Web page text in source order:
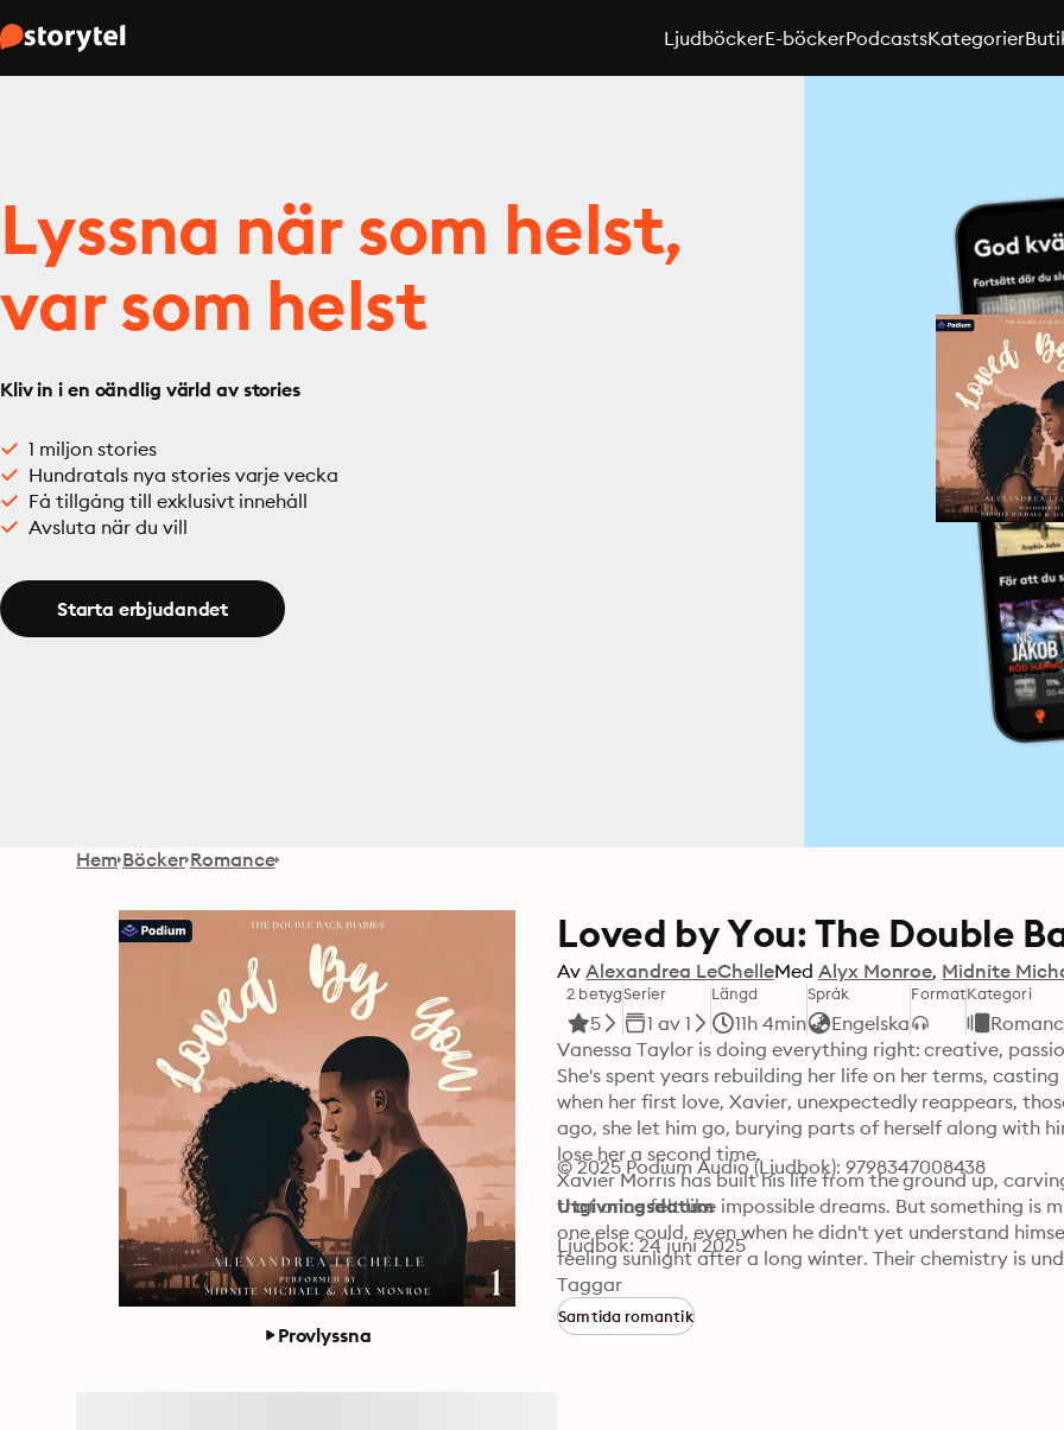
LjudböckerE-böckerPodcastsKategorier
Lyssna när som helst,
var som helst
Kliv in i en oändlig värld av stories
1 miljon stories
Hundratals nya stories varje vecka
Få tillgång till exklusivt innehåll
Avsluta när du vill
Starta erbjudandet
Hem Böcker Romance
Provlyssna
Loved by You: The Double
Av Alexandrea LeChelleMed Alyx Monroe Midnite
2 betyg
5
Serier
1 av 1
Längd
11h 4min
Språk
Engelska
FormatKategori
Vanessa Taylor is doing everything right: creative,
She's spent years rebuilding her life on her terms,
when her first love, Xavier, unexpectedly reappears,
ago, she let him go, burying parts of herself along with
lose her a second time.
Xavier Morris has built his life from the ground up,
that once felt like impossible dreams. But something is
one else could, even when he didn't yet understand
feeling sunlight after a long winter. Their chemistry is
fully faced.
Together, they'll confront buried heartbreak, long-
journey toward self-acceptance and healing collides
© 2025 Podium Audio (Ljudbok): 9798347008438
Utgivningsdatum
Ljudbok: 24 juni 2025
Taggar
Samtida romantik